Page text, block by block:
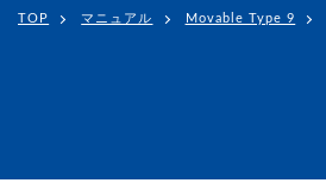
TOP マニュアル Movable Type 9